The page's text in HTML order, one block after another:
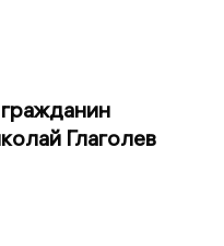
Глаголев